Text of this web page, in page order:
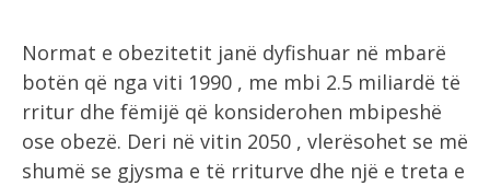
Normat e obezitetit janë dyfishuar në mbarë
botën që nga viti 1990 , me mbi 2.5 miliardë të
rritur dhe fëmijë që konsiderohen mbipeshë
ose obezë. Deri në vitin 2050 , vlerësohet se më
shumë se gjysma e të rriturve dhe një e treta e